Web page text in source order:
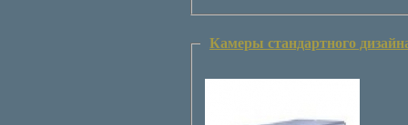
Камеры стандартного